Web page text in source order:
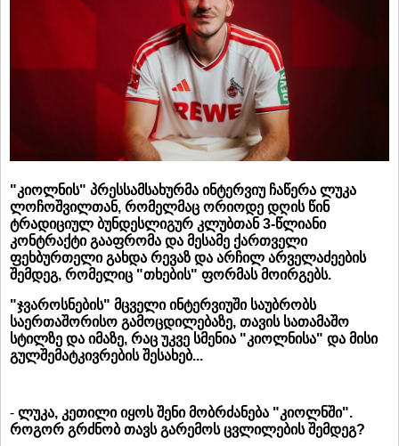
"კიოლნის" პრესსამსახურმა ინტერვიუ ჩაწერა ლუკა
ლოჩოშვილთან, რომელმაც ორიოდე დღის წინ
ტრადიციულ ბუნდესლიგურ კლუბთან 3-წლიანი
კონტრაქტი გააფრომა და მესამე ქართველი
ფეხბურთელი გახდა რევაზ და არჩილ არველაძეების
შემდეგ, რომელიც "თხების" ფორმას მოირგებს.
"ჯვაროსნების" მცველი ინტერვიუში საუბრობს
საერთაშორისო გამოცდილებაზე, თავის სათამაშო
სტილზე და იმაზე, რაც უკვე სმენია "კიოლნისა" და მისი
გულშემატკივრების შესახებ...
- ლუკა, კეთილი იყოს შენი მობრძანება "კიოლნში".
როგორ გრძნობ თავს გარემოს ცვლილების შემდეგ?